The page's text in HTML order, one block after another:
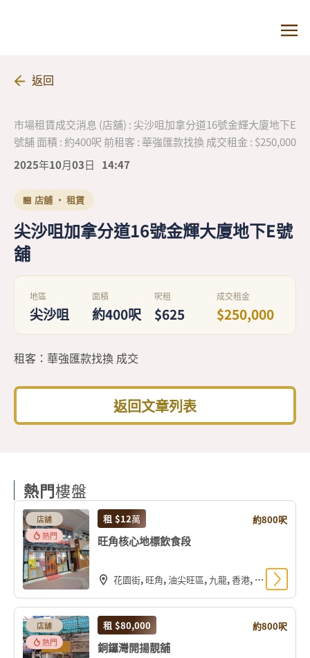
返回
市場租賃成交消息 (店舖) : 尖沙咀加拿分道16號金輝大廈地下E
號舖 面積 : 約400呎 前租客 : 華強匯款找換 成交租金 : $250,000
2025年10月03日
14:47
🏪 店舖 · 租賃
尖沙咀加拿分道16號金輝大廈地下E號
舖
地區
尖沙咀
面積
約400呎
呎租
$625
成交租金
$250,000
租客：華強匯款找換 成交
返回文章列表
熱門樓盤
店舖
熱門
租 $12萬 約800呎
旺角核心地標飲食段
花園街, 旺角, 油尖旺區, 九龍, 香港, 中国
店舖
熱門
租 $80,000 約800呎
銅鑼灣開揚靚舖